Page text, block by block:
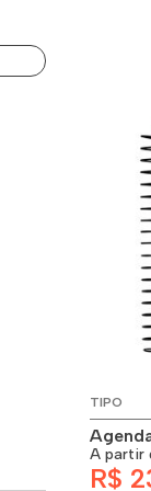
TIPO
A partir
R$